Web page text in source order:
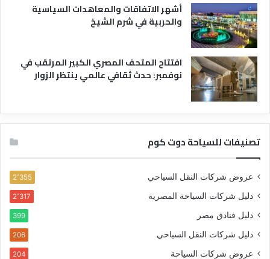
أشهر الاتفاقات والمعاهدات السياسية
والحربية في شرم الشيخ
افتتاح المتحف المصري الكبير المرتقب في
نوفمبر: حدث ثقافي عالمي ينتظر الزوار
تصنيفات للسياحة دوت كوم
عروض شركات النقل السياحي 2٬355
دليل شركات السياحة المصرية 2٬317
دليل فنادق مصر 399
دليل شركات النقل السياحي 206
عروض شركات السياحة 204